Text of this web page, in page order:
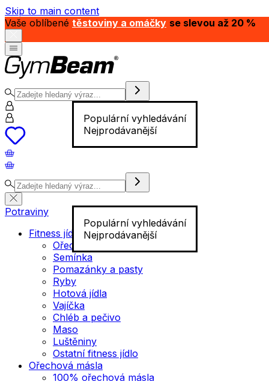
Skip to main content
Vaše oblíbené těstoviny a omáčky se slevou až 20 %
Populární vyhledávání
Nejprodávanější
Populární vyhledávání
Nejprodávanější
Potraviny
Fitness jídlo
Ořechy
Semínka
Pomazánky a pasty
Ryby
Hotová jídla
Vajíčka
Chléb a pečivo
Maso
Luštěniny
Ostatní fitness jídlo
Ořechová másla
100% ořechová másla